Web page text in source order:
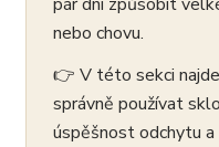
nebo chovu.
👉 V této sekci
správně používat
úspěšnost odchytu